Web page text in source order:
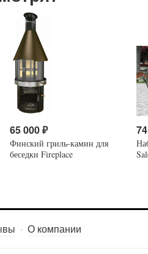
65 000₽
Финский гриль-камин для
беседки Fireplace
О компании